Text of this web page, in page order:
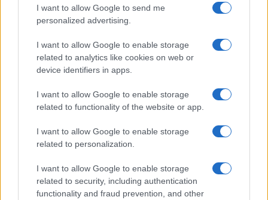
I want to allow Google to send me
personalized advertising.
I want to allow Google to enable storage
related to analytics like cookies on web or
device identifiers in apps.
I want to allow Google to enable storage
related to functionality of the website or app.
I want to allow Google to enable storage
related to personalization.
I want to allow Google to enable storage
related to security, including authentication
functionality and fraud prevention, and other
Condividi l'articolo
a
ce
b
o
o
k
T
w
it
te
r
Pi
n
te
re
st
W
h
at
s
A
p
p
S
h
re
Articolo precedente
Prossimo articolo
NOTIZIE RECENTI
Tre milioni di euro dalla Provincia Gallura per
nuove aule nelle scuole di Olbia